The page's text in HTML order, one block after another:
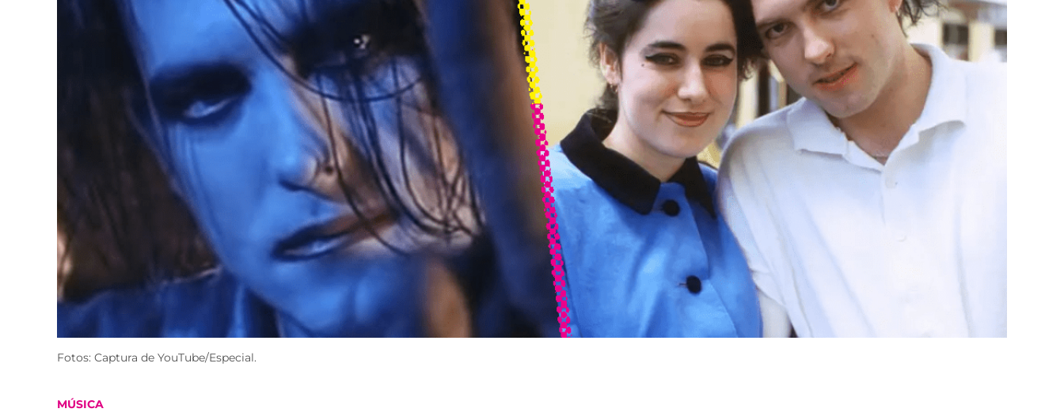
Fotos: Captura de YouTube/Especial.
POSTED
MÚSICA